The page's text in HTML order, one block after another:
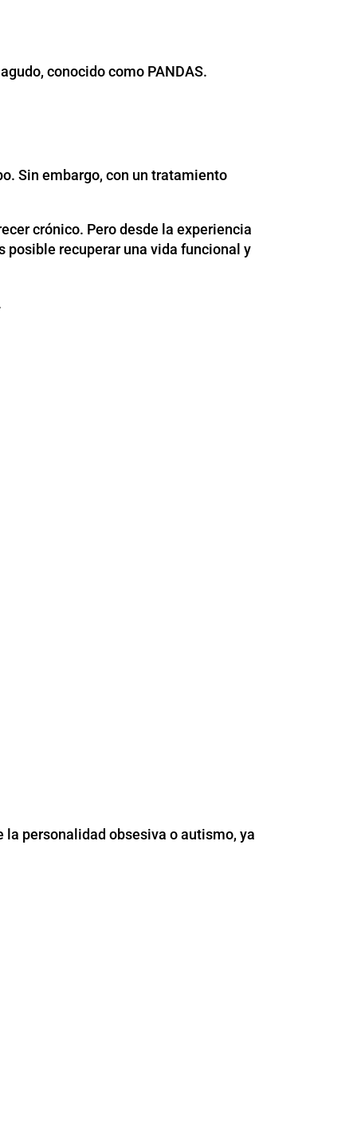
conocido como PANDAS.
Sin embargo, con un tratamiento
crónico. Pero desde la experiencia
posible recuperar una vida funcional y
personalidad obsesiva o autismo, ya